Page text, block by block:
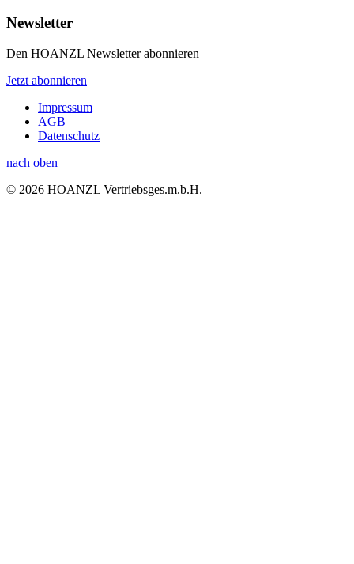
Newsletter
Den HOANZL Newsletter abonnieren
Jetzt abonnieren
Impressum
AGB
Datenschutz
nach oben
© 2026 HOANZL Vertriebsges.m.b.H.